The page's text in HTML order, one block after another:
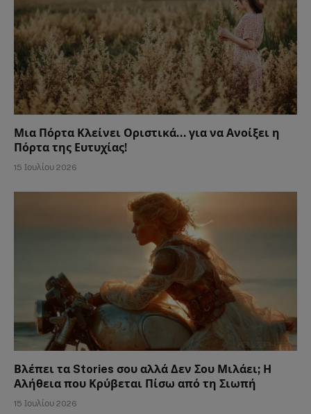
Μια Πόρτα Κλείνει Οριστικά… για να Ανοίξει η
Πόρτα της Ευτυχίας!
15 Ιουλίου 2026
Βλέπει τα Stories σου αλλά Δεν Σου Μιλάει; Η
Αλήθεια που Κρύβεται Πίσω από τη Σιωπή
15 Ιουλίου 2026